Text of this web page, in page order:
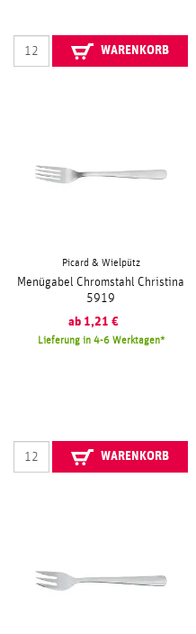
WARENKORB
Picard & Wielpütz
Menügabel Chromstahl Christina
5919
ab 1,21 €
Lieferung in 4-6 Werktagen
WARENKORB